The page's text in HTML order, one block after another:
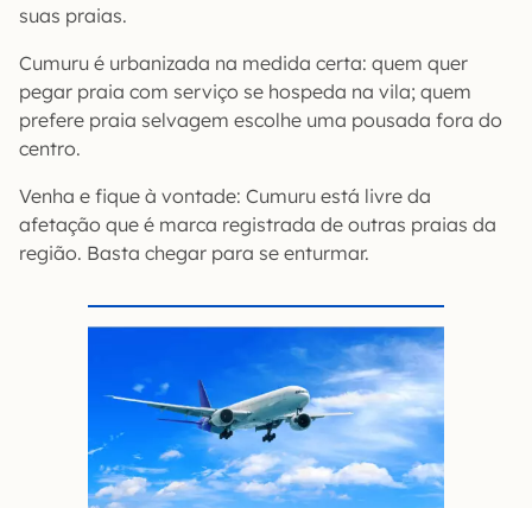
suas praias.
Cumuru é urbanizada na medida certa: quem quer
pegar praia com serviço se hospeda na vila; quem
prefere praia selvagem escolhe uma pousada fora do
centro.
Venha e fique à vontade: Cumuru está livre da
afetação que é marca registrada de outras praias da
região. Basta chegar para se enturmar.